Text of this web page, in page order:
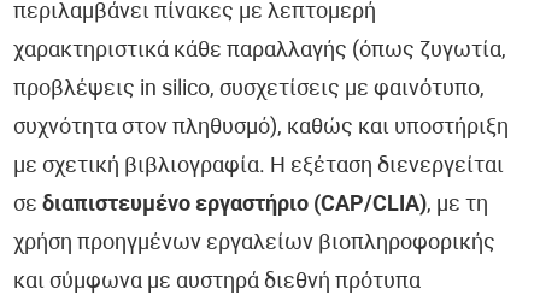
περιλαμβάνει πίνακες με λεπτομερή
χαρακτηριστικά κάθε παραλλαγής (όπως ζυγωτία,
προβλέψεις in silico, συσχετίσεις με φαινότυπο,
συχνότητα στον πληθυσμό), καθώς και υποστήριξη
με σχετική βιβλιογραφία. Η εξέταση διενεργείται
σεδιαπιστευμένο εργαστήριο (CAP/CLIA), με τη
χρήση προηγμένων εργαλείων βιοπληροφορικής
και σύμφωνα με αυστηρά διεθνή πρότυπα